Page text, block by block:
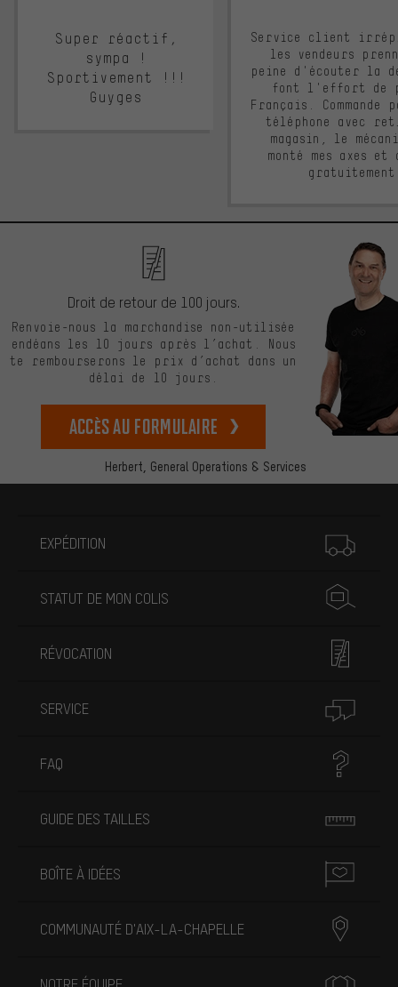
Super réactif,
sympa !
Sportivement !!!
Guyges
Service client
les vendeurs
peine d'écouter la
font l'effort de
Français. Commande
téléphone avec
magasin, le
monté mes axes et
Herbert, General Operations & Services
Droit de retour de 100 jours.
Renvoie-nous la marchandise non-utilisée
endéans les 10 jours après l’achat. Nous
te rembourserons le prix d’achat dans un
délai de 10 jours.
Accès au formulaire
EXPÉDITION
STATUT DE MON COLIS
RÉVOCATION
SERVICE
FAQ
GUIDE DES TAILLES
BOÎTE À IDÉES
COMMUNAUTÉ D'AIX-LA-CHAPELLE